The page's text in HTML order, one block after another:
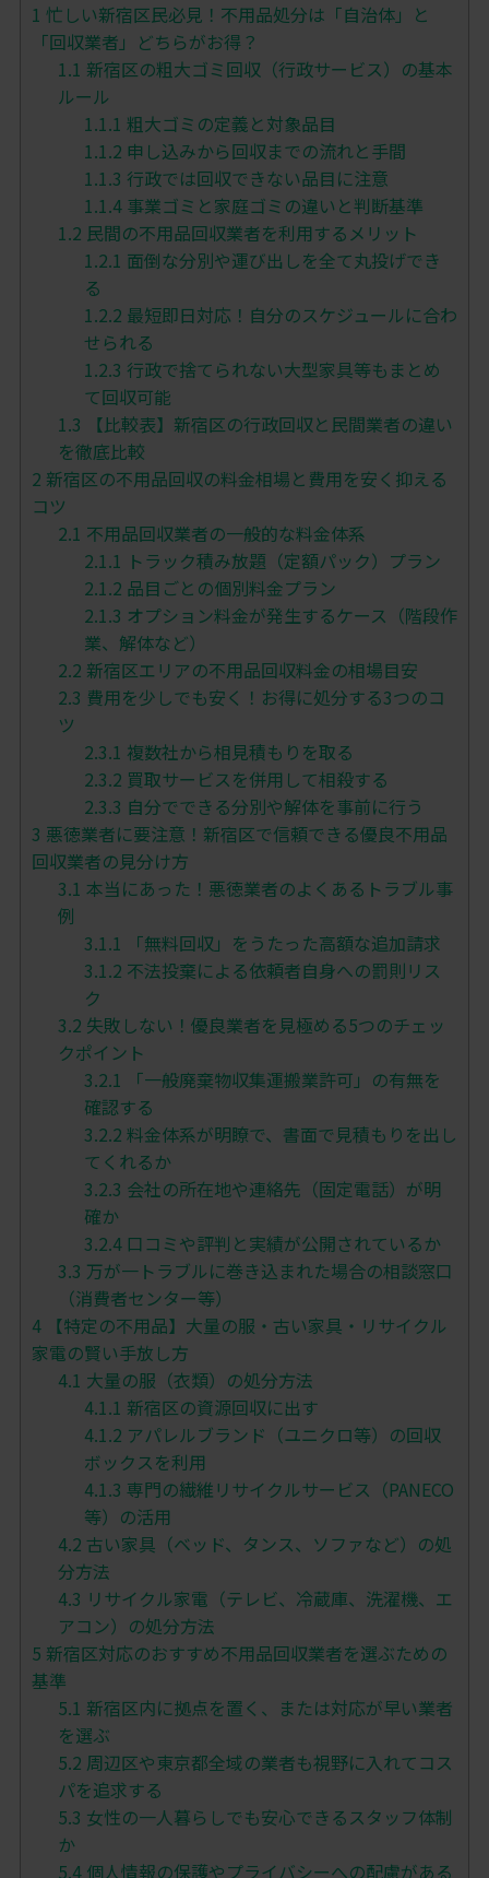
1 忙しい新宿区民必見！不用品処分は「自治体」と
「回収業者」どちらがお得？
1.1 新宿区の粗大ゴミ回収（行政サービス）の基本
ルール
1.1.1 粗大ゴミの定義と対象品目
1.1.2 申し込みから回収までの流れと手間
1.1.3 行政では回収できない品目に注意
1.1.4 事業ゴミと家庭ゴミの違いと判断基準
1.2 民間の不用品回収業者を利用するメリット
1.2.1 面倒な分別や運び出しを全て丸投げでき
る
1.2.2 最短即日対応！自分のスケジュールに合わ
せられる
1.2.3 行政で捨てられない大型家具等もまとめ
て回収可能
1.3 【比較表】新宿区の行政回収と民間業者の違い
を徹底比較
2 新宿区の不用品回収の料金相場と費用を安く抑える
コツ
2.1 不用品回収業者の一般的な料金体系
2.1.1 トラック積み放題（定額パック）プラン
2.1.2 品目ごとの個別料金プラン
2.1.3 オプション料金が発生するケース（階段作
業、解体など）
2.2 新宿区エリアの不用品回収料金の相場目安
2.3 費用を少しでも安く！お得に処分する3つのコ
ツ
2.3.1 複数社から相見積もりを取る
2.3.2 買取サービスを併用して相殺する
2.3.3 自分でできる分別や解体を事前に行う
3 悪徳業者に要注意！新宿区で信頼できる優良不用品
回収業者の見分け方
3.1 本当にあった！悪徳業者のよくあるトラブル事
例
3.1.1 「無料回収」をうたった高額な追加請求
3.1.2 不法投棄による依頼者自身への罰則リス
ク
3.2 失敗しない！優良業者を見極める5つのチェッ
クポイント
3.2.1 「一般廃棄物収集運搬業許可」の有無を
確認する
3.2.2 料金体系が明瞭で、書面で見積もりを出し
てくれるか
3.2.3 会社の所在地や連絡先（固定電話）が明
確か
3.2.4 口コミや評判と実績が公開されているか
3.3 万が一トラブルに巻き込まれた場合の相談窓口
（消費者センター等）
4 【特定の不用品】大量の服・古い家具・リサイクル
家電の賢い手放し方
4.1 大量の服（衣類）の処分方法
4.1.1 新宿区の資源回収に出す
4.1.2 アパレルブランド（ユニクロ等）の回収
ボックスを利用
4.1.3 専門の繊維リサイクルサービス（PANECO
等）の活用
4.2 古い家具（ベッド、タンス、ソファなど）の処
分方法
4.3 リサイクル家電（テレビ、冷蔵庫、洗濯機、エ
アコン）の処分方法
5 新宿区対応のおすすめ不用品回収業者を選ぶための
基準
5.1 新宿区内に拠点を置く、または対応が早い業者
を選ぶ
5.2 周辺区や東京都全域の業者も視野に入れてコス
パを追求する
5.3 女性の一人暮らしでも安心できるスタッフ体制
か
5.4 個人情報の保護やプライバシーへの配慮がある